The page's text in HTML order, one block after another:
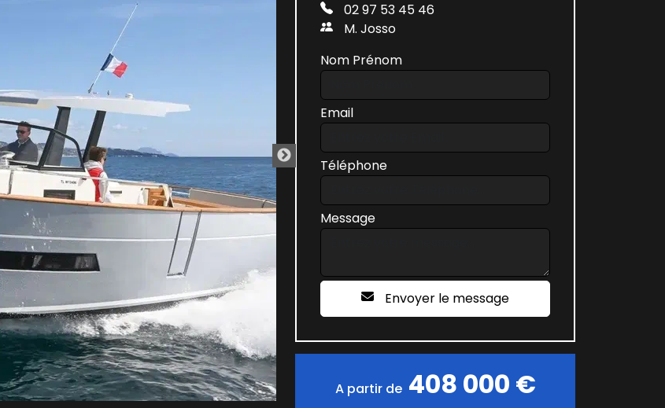
02 97 53 45 46
M. Josso
Nom Prénom
Email
Téléphone
Message
Envoyer le message
A partir de408 000 €